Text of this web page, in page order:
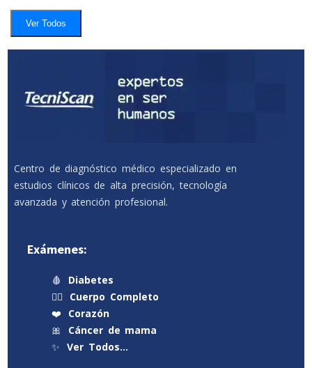
Ver Todos
Centro de diagnóstico médico especializado en
estudios clínicos de alta precisión, tecnología
avanzada y atención profesional.
Exámenes:
🩸
Diabetes
🧍‍♂️
Cuerpo Completo
❤️
Corazón
🎀
Cáncer de mama
✨ Ver Todos…